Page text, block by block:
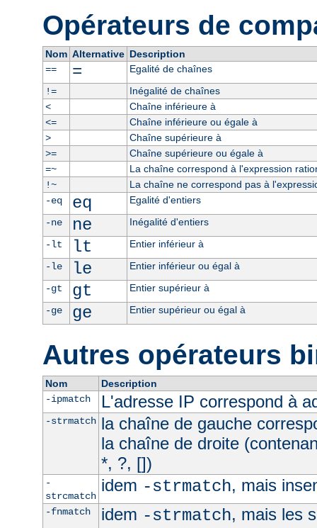
Opérateurs de
Nom Alternative Description
==
=
Egalité de chaînes
!=
Inégalité de chaînes
<
Chaîne inférieure à
<=
Chaîne inférieure ou égale à
>
Chaîne supérieure à
>=
Chaîne supérieure ou égale à
=~
La chaîne correspond à l'expression
!~
La chaîne ne correspond pas à
-eq
eq
Egalité d'entiers
-ne
ne
Inégalité d'entiers
-lt
lt
Entier inférieur à
-le
le
Entier inférieur ou égal à
-gt
gt
Entier supérieur à
-ge
ge Entier supérieur ou égal à
Autres opérateurs
Nom
Description
-ipmatch
L'adresse IP correspond à
-strmatch la chaîne de gauche
la chaîne de droite
*, ?, [])
-
strcmatch
idem -strmatch, mais
-fnmatch idem -strmatch, mais les